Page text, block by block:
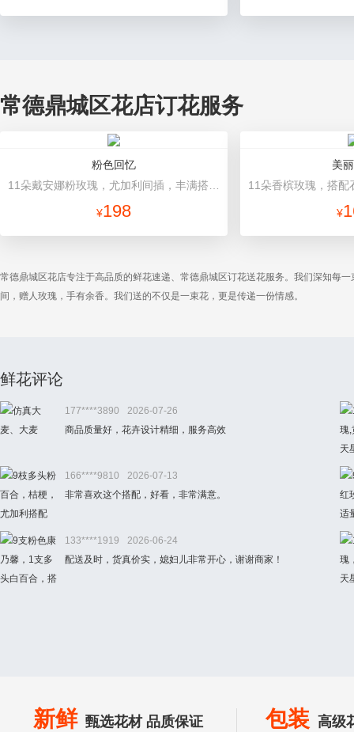
常德鼎城区花店订花服务
粉色回忆
¥198
美
¥
常德鼎城区花店专注于高品质的鲜花速递、常德鼎城区订花送花服务。我们深知每
间，赠人玫瑰，手有余香。我们送的不仅是一束花，更是传递一份情感。
鲜花评论
177****3890
2026-07-26
商品质量好，花卉设计精细，服务高效
166****9810
2026-07-13
非常喜欢这个搭配，好看，非常满意。
133****1919
2026-06-24
配送及时，货真价实，媳妇儿非常开心，谢谢商家！
新鲜 甄选花材 品质保证 包装 高级